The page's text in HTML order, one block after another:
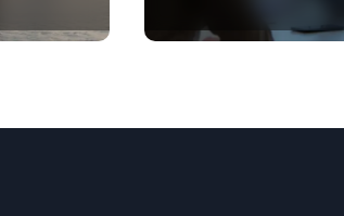
стратегии